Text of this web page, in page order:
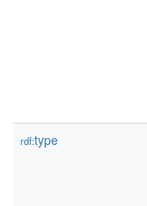
rdf:type